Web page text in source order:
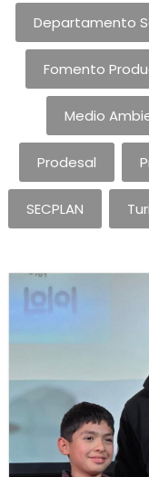
Departamento
Fomento
Medio
Prodesal
SECPLAN